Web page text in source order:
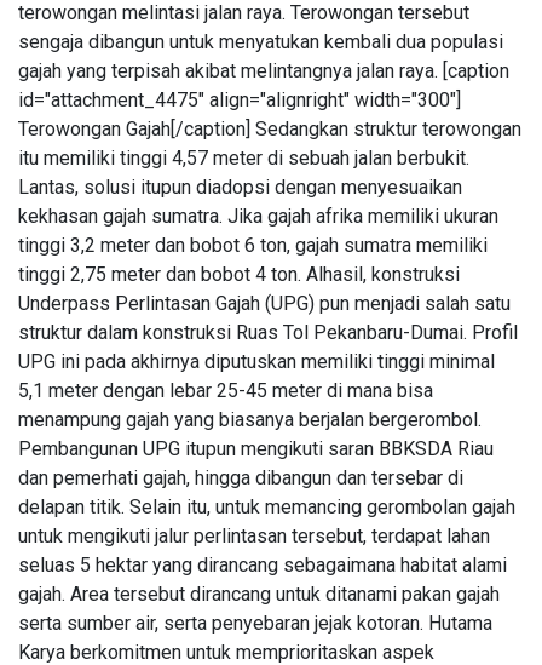
Bicara
RSS,
GOTO
Butuh
Laba,
Bukan
Sulap
Angka
04
Aug,
2026
86
views
BERITA
Laba
CPIN
Melonjak
Persen,
Arus Kas
Operasi
Malah
Persen
04
Aug,
2026
87
views
Tags
T
PIALA DUNIA 2026
Meksiko
Laporan Keuangan
Kanada
Jepang
LNG Abadi Masela
terowongan melintasi jalan raya. Terowongan tersebut
sengaja dibangun untuk menyatukan kembali dua populasi
gajah yang terpisah akibat melintangnya jalan raya. [caption
id="attachment_4475" align="alignright" width="300"]
Terowongan Gajah[/caption] Sedangkan struktur terowongan
itu memiliki tinggi 4,57 meter di sebuah jalan berbukit.
Lantas, solusi itupun diadopsi dengan menyesuaikan
kekhasan gajah sumatra. Jika gajah afrika memiliki ukuran
tinggi 3,2 meter dan bobot 6 ton, gajah sumatra memiliki
tinggi 2,75 meter dan bobot 4 ton. Alhasil, konstruksi
Underpass Perlintasan Gajah (UPG) pun menjadi salah satu
struktur dalam konstruksi Ruas Tol Pekanbaru-Dumai. Profil
UPG ini pada akhirnya diputuskan memiliki tinggi minimal
5,1 meter dengan lebar 25-45 meter di mana bisa
menampung gajah yang biasanya berjalan bergerombol.
Pembangunan UPG itupun mengikuti saran BBKSDA Riau
dan pemerhati gajah, hingga dibangun dan tersebar di
delapan titik. Selain itu, untuk memancing gerombolan gajah
untuk mengikuti jalur perlintasan tersebut, terdapat lahan
seluas 5 hektar yang dirancang sebagaimana habitat alami
gajah. Area tersebut dirancang untuk ditanami pakan gajah
serta sumber air, serta penyebaran jejak kotoran. Hutama
Karya berkomitmen untuk memprioritaskan aspek